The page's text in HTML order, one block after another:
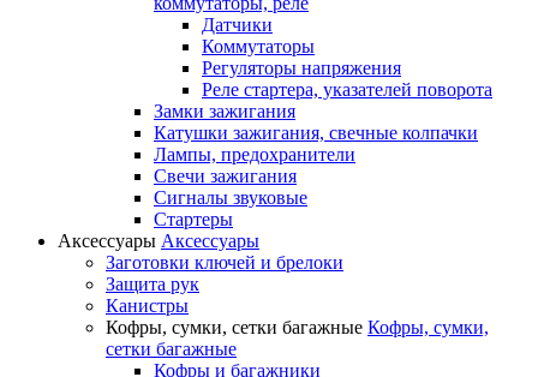
Датчики
Коммутаторы
Регуляторы напряжения
Реле стартера, указателей поворота
Замки зажигания
Катушки зажигания, свечные колпачки
Лампы, предохранители
Свечи зажигания
Сигналы звуковые
Стартеры
Аксессуары Аксессуары
Заготовки ключей и брелоки
Защита рук
Канистры
Кофры, сумки, сетки багажные Кофры, сумки,
сетки багажные
Кофры и багажники